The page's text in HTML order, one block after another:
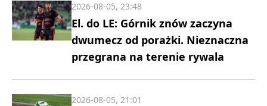
El. do LE: Górnik znów zaczyna
dwumecz od porażki. Nieznaczna
przegrana na terenie rywala
2026-08-05, 23:48
2026-08-05, 21:01